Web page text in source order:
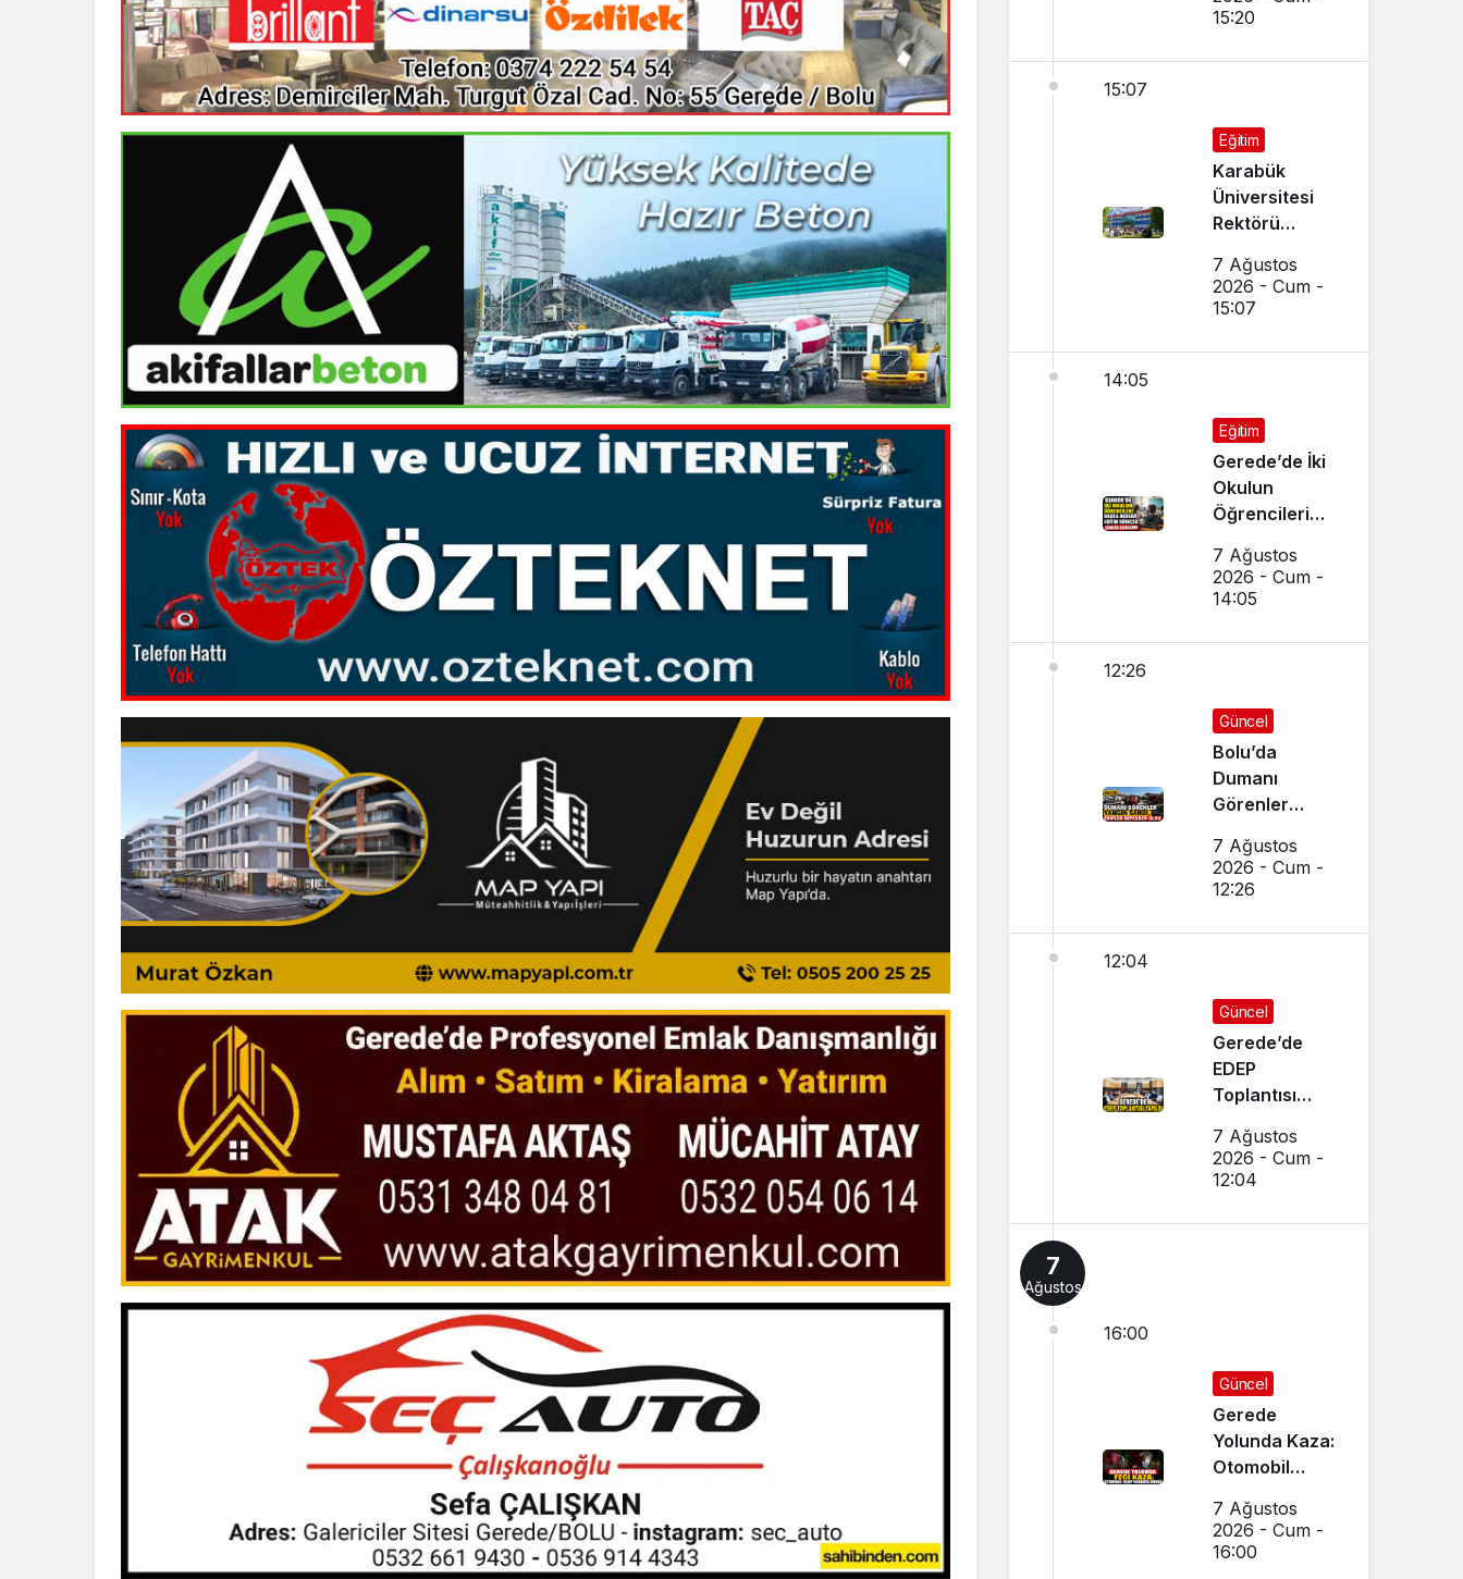
15:20
15:07
Eğitim
Karabük
Üniversitesi
Rektörü
Aday
Öğrencilere
7 Ağustos
2026 - Cum -
15:07
14:05
Eğitim
Gerede’de İki
Okulun
Öğrencileri
Eğitim
Görecek
7 Ağustos
2026 - Cum -
14:05
12:26
Güncel
Bolu’da
Dumanı
Görenler
Ekipler
Seferber Oldu
7 Ağustos
2026 - Cum -
12:26
12:04
Güncel
Gerede’de
EDEP
Toplantısı
7 Ağustos
2026 - Cum -
12:04
7
Ağustos
16:00
Güncel
Gerede
Yolunda Kaza:
Otomobil
Hurdaya
Döndü
7 Ağustos
2026 - Cum -
16:00